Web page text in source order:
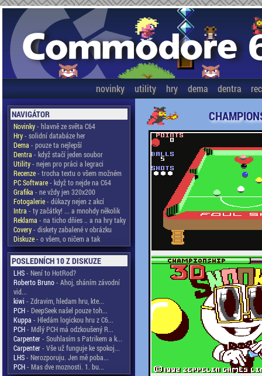
novinky utility hry dema dentra
NAVIGÁTOR
Novinky- hlavně ze světa C64
Hry- solidní databáze her
Dema - pouze ta nejlepší
Dentra - když stačí jeden soubor
Utility- nejen pro práci a legraci
Recenze- trocha textu o všem možném
PC Software- když to nejde na C64
Grafika - ne vždy jen 320x200
Fotogalerie- důkazy nejen z akcí
Intra - ty začátky! ... a mnohdy několik
Reklama - na ticho dňies .. a na hry taky
Covery- diskety zabalené v obrázku
Diskuze- o všem, o ničem a tak
POSLEDNÍCH 10 Z DISKUZE
LHS- Není to HotRod?
Roberto Bruno- Ahoj, sháním závodní
vid...
kiwi - Zdravim, hledam hru, kte...
PCH- DeepSeek našel pouze toh...
Kuppa - Hledám logickou hru z C6...
PCH- Mdlý PCH má odzkoušený R...
Carpenter- Souhlasím s Patrikem a k...
Carpenter- Vše už funguje ke spokoj...
LHS- Nerozporuju. Jen mě poba...
PCH- Mas dve moznosti. 1. bu...